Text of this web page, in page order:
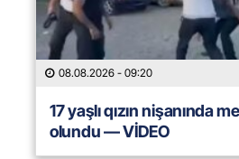
08.08.2026 - 09:20
17 yaşlı qızın nişanında
olundu — VİDEO